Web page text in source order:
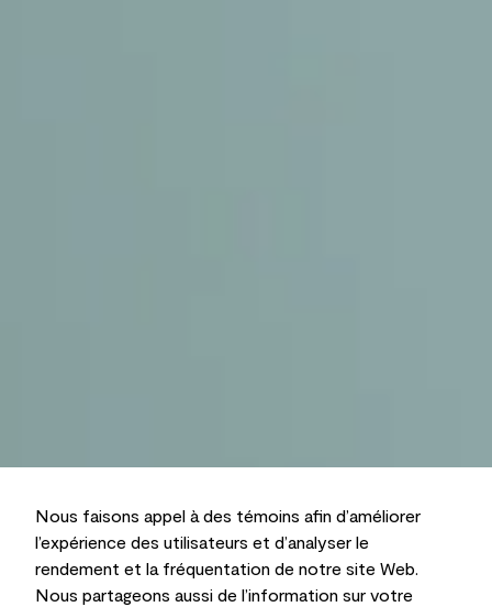
Nous faisons appel à des témoins afin d’améliorer
l’expérience des utilisateurs et d’analyser le
rendement et la fréquentation de notre site Web.
Nous partageons aussi de l’information sur votre